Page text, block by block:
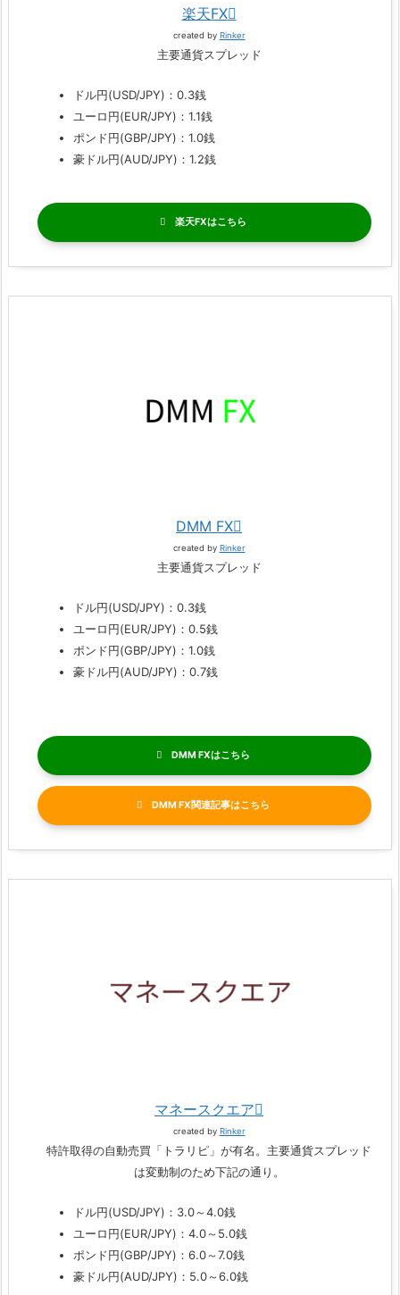
楽天FX
created by Rinker
主要通貨スプレッド
ドル円(USD/JPY)：0.3銭
ユーロ円(EUR/JPY)：1.1銭
ポンド円(GBP/JPY)：1.0銭
豪ドル円(AUD/JPY)：1.2銭
楽天FX
DMM FX
created by Rinker
主要通貨スプレッド
ドル円(USD/JPY)：0.3銭
ユーロ円(EUR/JPY)：0.5銭
ポンド円(GBP/JPY)：1.0銭
豪ドル円(AUD/JPY)：0.7銭
DMM FX
DMM FX関連記事
マネースクエア
created by Rinker
特許取得の自動売買「トラリピ」が有名。主要通貨スプレッド
は変動制のため下記の通り。
ドル円(USD/JPY)：3.0～4.0銭
ユーロ円(EUR/JPY)：4.0～5.0銭
ポンド円(GBP/JPY)：6.0～7.0銭
豪ドル円(AUD/JPY)：5.0～6.0銭